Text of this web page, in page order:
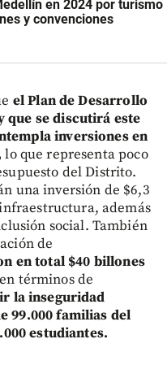
en 2024 por turismo
y convenciones
el Plan de Desarrollo
que se discutirá este
inversiones en
lo que representa poco
del Distrito.
una inversión de $6,3
además
social. También
de
en total $40 billones
términos de
la inseguridad
99.000 familias del
estudiantes.